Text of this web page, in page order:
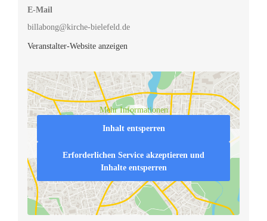
E-Mail
billabong@kirche-bielefeld.de
Veranstalter-Website anzeigen
Mehr Informationen
Inhalt entsperren
Erforderlichen Service akzeptieren und
Inhalte entsperren